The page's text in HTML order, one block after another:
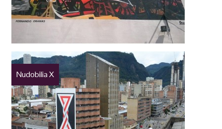
Nudobilia X